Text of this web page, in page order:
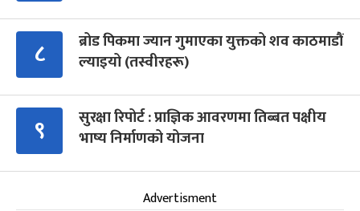
८
ब्रोड पिकमा ज्यान गुमाएका युक्तको शव काठमाडौं
ल्याइयो (तस्वीरहरू)
९
सुरक्षा रिपोर्ट : प्राज्ञिक आवरणमा तिब्बत पक्षीय
भाष्य निर्माणको योजना
Advertisment